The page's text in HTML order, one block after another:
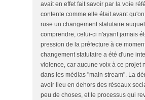
avait en effet fait savoir par la voie
contente comme elle était avant
ruse un changement statutaire
comprendre, celui-ci n'ayant jamais
pression de la préfecture à ce
changement statutaire a été d'une
violence, car aucune voix à ce projet
dans les médias "main stream". La
avoir lieu en dehors des réseaux
peu de choses, et le processus qui